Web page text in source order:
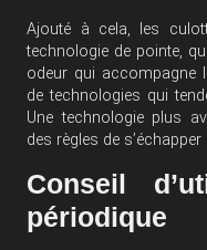
Ajouté à cela, les
technologie de pointe,
odeur qui accompagne
de technologies qui
Une technologie plus
des règles de
Conseil
périodique